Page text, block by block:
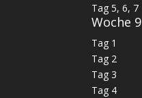
Tag 5, 6, 7
Woche 9
Tag 1
Tag 2
Tag 3
Tag 4